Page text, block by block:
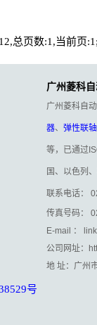
总页数:1,当前页:1;
广州菱科
广州菱科自
器、 弹性联
等，已通过
国、以色列
联系电话：
传真号码：
E-mail ：
公司网址：
地 址：广州
号